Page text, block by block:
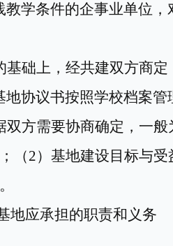
学条件的企事业单位
础上，经共建双方商定
地协议书按照学校档案管
方需要协商确定，一般
（2）基地建设目标与受
地应承担的职责和义务